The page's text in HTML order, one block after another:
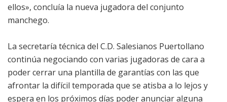
ellos», concluía la nueva jugadora del conjunto
manchego.
La secretaría técnica del C.D. Salesianos Puertollano
continúa negociando con varias jugadoras de cara a
poder cerrar una plantilla de garantías con las que
afrontar la difícil temporada que se atisba a lo lejos y
espera en los próximos días poder anunciar alguna